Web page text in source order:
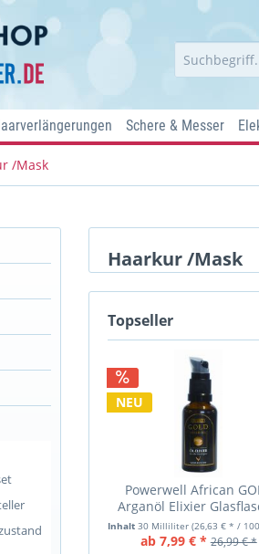
Schere & Messer
/Mask
Haarkur /Mask
Topseller
NEU
Powerwell African
Arganöl Elixier
30ml = Vision
Inhalt 30 Milliliter (26,63 € * / 100
ab 7,99 € * 26,99 € *